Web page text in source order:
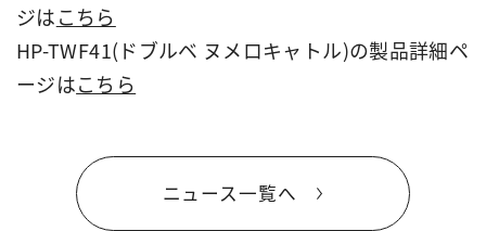
ジはこちら
HP-TWF41(ドブルベ ヌメロキャトル)の製品詳細ペ
ージはこちら
ニュース一覧へ